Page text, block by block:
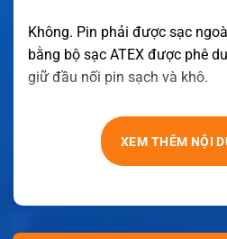
Không. Pin phải được sạc
bằng bộ sạc ATEX được phê
giữ đầu nối pin sạch và khô.
XEM THÊM NỘI